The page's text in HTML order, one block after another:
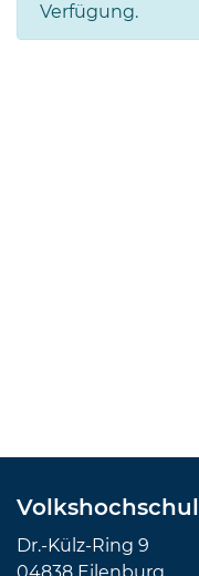
Verfügung.
Dr.-Külz-Ring 9